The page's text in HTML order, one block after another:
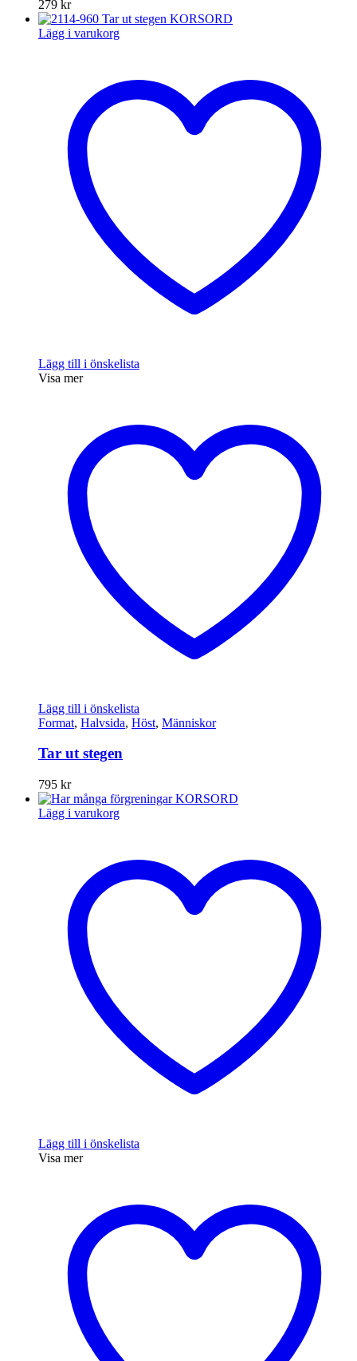
279 kr
Lägg i varukorg
Lägg till i önskelista
Visa mer
Lägg till i önskelista
Format, Halvsida, Höst, Människor
Tar ut stegen
795 kr
Lägg i varukorg
Lägg till i önskelista
Visa mer